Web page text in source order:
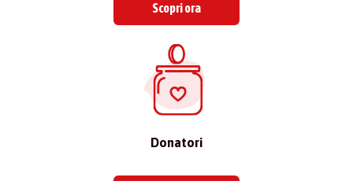
Scopri ora
Donatori